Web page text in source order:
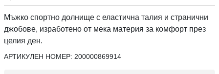
Мъжко спортно долнище с еластична талия и странични
джобове, изработено от мека материя за комфорт през
целия ден.
АРТИКУЛЕН НОМЕР: 200000869914